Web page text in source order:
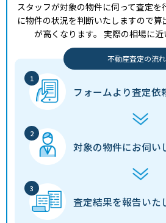
スタッフが対象の物件に伺って査定を
に物件の状況を判断いたしますので
が高くなります。 実際の相場に近
不動産査定の流れ
フォームより査定依
対象の物件にお伺い
査定結果を報告いた